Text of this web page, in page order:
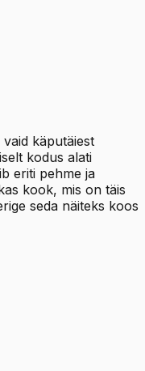
käputäiest
kodus alati
eriti pehme ja
kook, mis on täis
seda näiteks koos